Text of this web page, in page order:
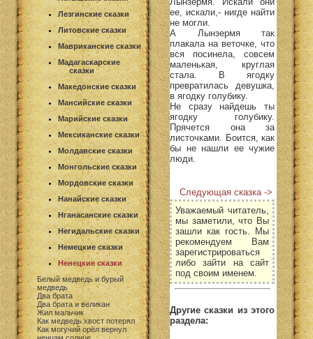
Лезгинские сказки
Литовские сказки
Мавриканские сказки
Мадагаскарские
сказки
Македонские сказки
Мансийские сказки
Марийские сказки
Мексиканские сказки
Молдавские сказки
Монгольские сказки
Мордовские сказки
Нанайские сказки
Нганасанские сказки
Негидальские сказки
Немецкие сказки
Ненецкие сказки
Белый медведь и бурый
медведь
Два брата
Два брата и великан
Жил мальчик
Как медведь хвост потерял
Как могучий орёл вернул
ее, искали,- нигде найти
не могли.
А Лынзермя так
плакала на веточке, что
вся посинела, совсем
маленькая, круглая
стала. В ягодку
превратилась девушка,
в ягодку голубику.
Не сразу найдешь ты
ягодку голубику.
Прячется она за
листочками. Боится, как
бы не нашли ее чужие
люди.
Следующая сказка ->
Уважаемый читатель,
мы заметили, что Вы
зашли как гость. Мы
рекомендуем Вам
зарегистрироваться
либо зайти на сайт
под своим именем.
Другие сказки из этого
раздела: